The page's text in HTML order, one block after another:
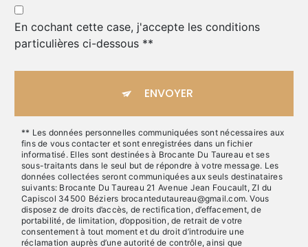
En cochant cette case, j'accepte les conditions
particulières ci-dessous **
ENVOYER
** Les données personnelles communiquées sont nécessaires aux
fins de vous contacter et sont enregistrées dans un fichier
informatisé. Elles sont destinées à Brocante Du Taureau et ses
sous-traitants dans le seul but de répondre à votre message. Les
données collectées seront communiquées aux seuls destinataires
suivants: Brocante Du Taureau 21 Avenue Jean Foucault, ZI du
Capiscol 34500 Béziers brocantedutaureau@gmail.com. Vous
disposez de droits d’accès, de rectification, d’effacement, de
portabilité, de limitation, d’opposition, de retrait de votre
consentement à tout moment et du droit d’introduire une
réclamation auprès d’une autorité de contrôle, ainsi que